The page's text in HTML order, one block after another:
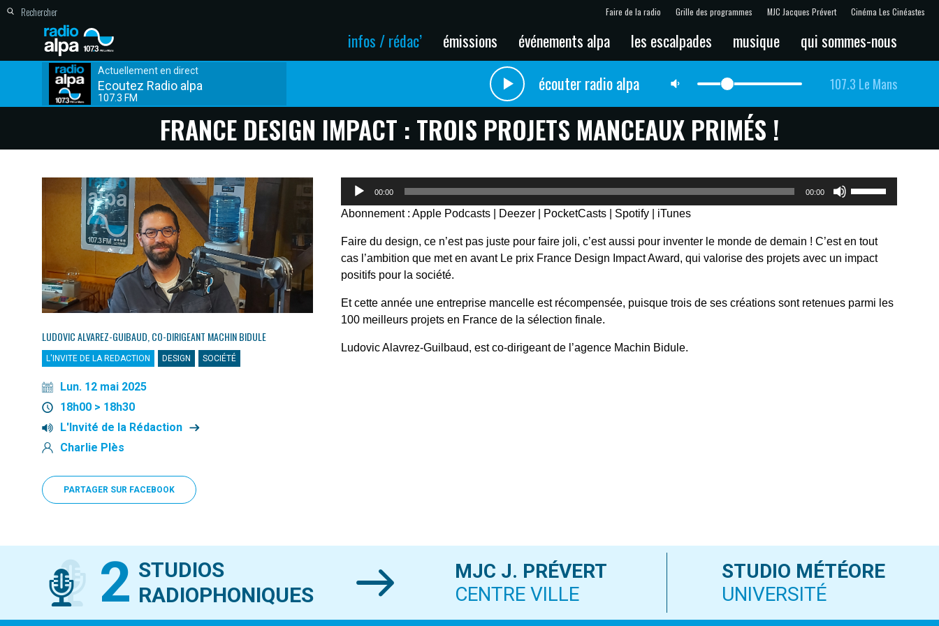
Faire de la radio Grille des programmes MJC Jacques Prévert Cinéma Les Cinéastes
infos / rédac’ émissions événements alpa les escalpades musique qui sommes-nous
Actuellement en direct
Ecoutez Radio alpa
107.3 FM
écouter radio alpa 107.3 Le Mans
FRANCE DESIGN IMPACT : TROIS PROJETS MANCEAUX PRIMÉS !
LUDOVIC ALVAREZ-GUIBAUD, CO-DIRIGEANT MACHIN BIDULE
L'INVITE DE LA REDACTION DESIGN SOCIÉTÉ
Lun. 12 mai 2025
18h00 > 18h30
L'Invité de la Rédaction
Charlie Plès
PARTAGER SUR FACEBOOK
Lecteur
00:00 00:00
haut/bas
diminuer
Abonnement :Apple Podcasts Deezer PocketCasts Spotify iTunes
Faire du design, ce n’est pas juste pour faire joli, c’est aussi pour inventer le monde de demain ! C’est en tout
cas l’ambition que met en avant Le prix France Design Impact Award, qui valorise des projets avec un impact
positifs pour la société.
Et cette année une entreprise mancelle est récompensée, puisque trois de ses créations sont retenues parmi les
100 meilleurs projets en France de la sélection finale.
Ludovic Alavrez-Guilbaud, est co-dirigeant de l’agence Machin Bidule.
2 STUDIOS
RADIOPHONIQUES
MJC J. PRÉVERT
CENTRE VILLE
STUDIO MÉTÉORE
UNIVERSITÉ